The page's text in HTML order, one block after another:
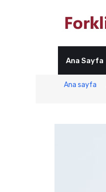
Ana Sayfa
Ana sayfa